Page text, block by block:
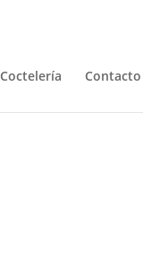
Coctelería Contacto